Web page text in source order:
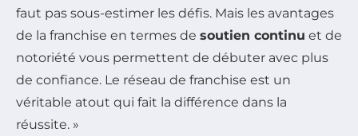
faut pas sous-estimer les défis. Mais les avantages
de la franchise en termes de soutien continu et de
notoriété vous permettent de débuter avec plus
de confiance. Le réseau de franchise est un
véritable atout qui fait la différence dans la
réussite. »